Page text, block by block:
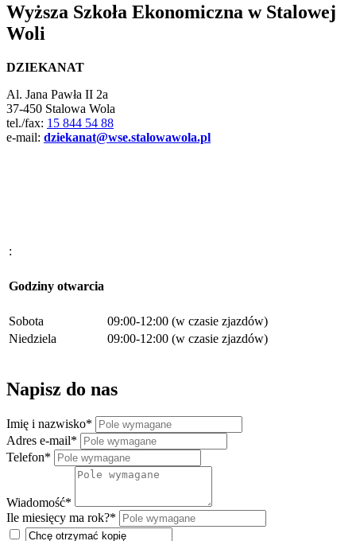
Wyższa Szkoła Ekonomiczna w Stalowej
Woli
DZIEKANAT
Al. Jana Pawła II 2a
37-450 Stalowa Wola
tel./fax: 15 844 54 88
e-mail: dziekanat@wse.stalowawola.pl
:
Godziny otwarcia
Sobota
09:00-12:00 (w czasie zjazdów)
Niedziela
09:00-12:00 (w czasie zjazdów)
Napisz do nas
Imię i nazwisko*
Adres e-mail*
Telefon*
Wiadomość*
Ile miesięcy ma rok?*